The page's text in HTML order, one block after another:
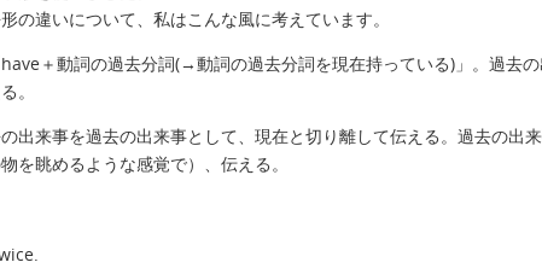
の違いについて、私はこんな風に考えています。
have＋動詞の過去分詞(→動詞の過去分詞を現在持っている)」。過去
。
出来事を過去の出来事として、現在と切り離して伝える。過去の出来
を眺めるような感覚で）、伝える。